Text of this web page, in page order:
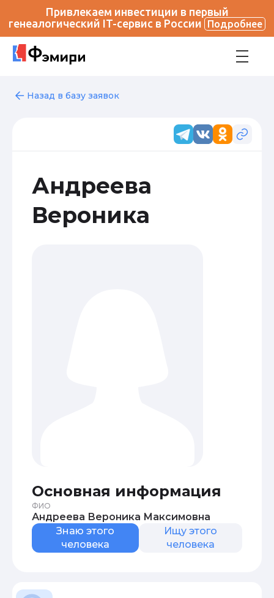
Привлекаем инвестиции в первый
генеалогический IT-сервис в России
Подробнее
Назад в базу заявок
Андреева
Вероника
Основная информация
ФИО
Андреева Вероника Максимовна
Знаю этого
человека
Ищу этого
человека